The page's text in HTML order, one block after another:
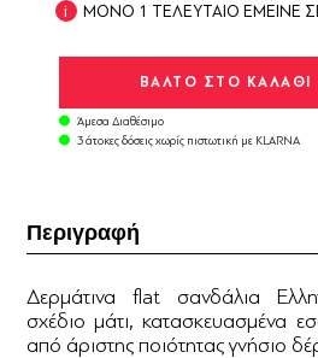
ΜΟΝΟ 1 ΤΕΛΕΥΤΑΙΟ ΕΜΕΙΝΕ
Άμεσα Διαθέσιμο
3 άτοκες δόσεις χωρίς πιστωτική με KLARNA
Περιγραφή
Δερμάτινα flat σανδάλια
σχέδιο μάτι, κατασκευασμένα
από άριστης ποιότητας γνήσιο